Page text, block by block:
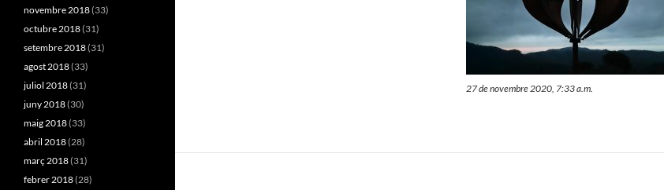
27 de novembre 2020, 7:33 a.m.
novembre 2018(33)
octubre 2018(31)
setembre 2018(31)
agost 2018(33)
juliol 2018(31)
juny 2018(30)
maig 2018(33)
abril 2018(28)
març 2018(31)
febrer 2018(28)